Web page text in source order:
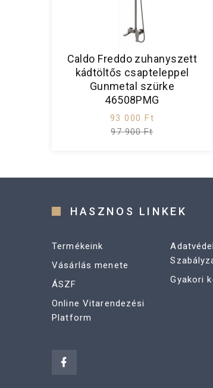
Caldo Freddo zuhanyszett
kádtöltős csapteleppel
Gunmetal szürke
46508PMG
93 000 Ft
97 900 Ft
HASZNOS LINKEK
Termékeink
Vásárlás menete
ÁSZF
Online Vitarendezési
Platform
Gyakori